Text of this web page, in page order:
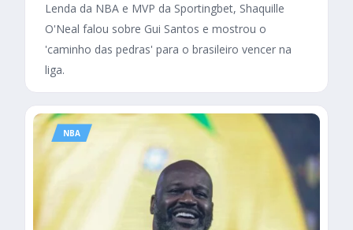
Lenda da NBA e MVP da Sportingbet, Shaquille
O'Neal falou sobre Gui Santos e mostrou o
'caminho das pedras' para o brasileiro vencer na
liga.
NBA